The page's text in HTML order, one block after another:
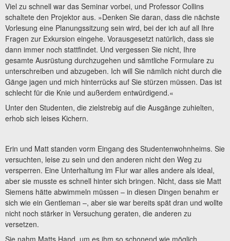
Viel zu schnell war das Seminar vorbei, und Professor Collins
schaltete den Projektor aus. »Denken Sie daran, dass die nächste
Vorlesung eine Planungssitzung sein wird, bei der ich auf all Ihre
Fragen zur Exkursion eingehe. Vorausgesetzt natürlich, dass sie
dann immer noch stattfindet. Und vergessen Sie nicht, Ihre
gesamte Ausrüstung durchzugehen und sämtliche Formulare zu
unterschreiben und abzugeben. Ich will Sie nämlich nicht durch die
Gänge jagen und mich hinterrücks auf Sie stürzen müssen. Das ist
schlecht für die Knie und außerdem entwürdigend.«
Unter den Studenten, die zielstrebig auf die Ausgänge zuhielten,
erhob sich leises Kichern.
Erin und Matt standen vorm Eingang des Studentenwohnheims. Sie
versuchten, leise zu sein und den anderen nicht den Weg zu
versperren. Eine Unterhaltung im Flur war alles andere als ideal,
aber sie musste es schnell hinter sich bringen. Nicht, dass sie Matt
Siemens hätte abwimmeln müssen – in diesen Dingen benahm er
sich wie ein Gentleman –, aber sie war bereits spät dran und wollte
nicht noch stärker in Versuchung geraten, die anderen zu
versetzen.